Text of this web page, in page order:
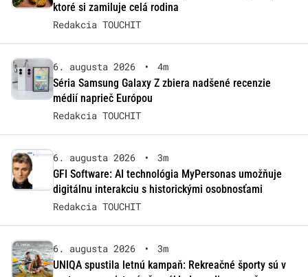
ktoré si zamiluje celá rodina
Redakcia TOUCHIT
6. augusta 2026 •
4m
Séria Samsung Galaxy Z zbiera nadšené recenzie
médií naprieč Európou
Redakcia TOUCHIT
6. augusta 2026 •
3m
GFI Software: AI technológia MyPersonas umožňuje
digitálnu interakciu s historickými osobnosťami
Redakcia TOUCHIT
6. augusta 2026 •
3m
UNIQA spustila letnú kampaň: Rekreačné športy sú v